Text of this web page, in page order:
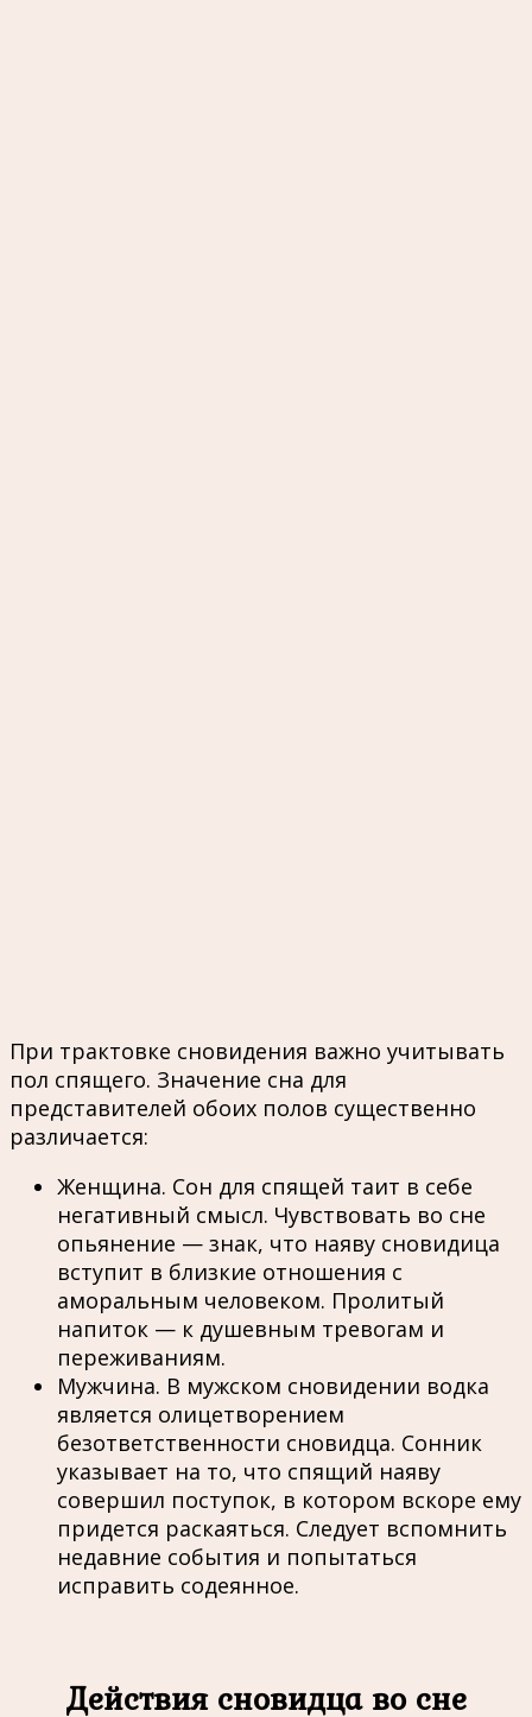
При трактовке сновидения важно учитывать
пол спящего. Значение сна для
представителей обоих полов существенно
различается:
Женщина. Сон для спящей таит в себе
негативный смысл. Чувствовать во сне
опьянение — знак, что наяву сновидица
вступит в близкие отношения с
аморальным человеком. Пролитый
напиток — к душевным тревогам и
переживаниям.
Мужчина. В мужском сновидении водка
является олицетворением
безответственности сновидца. Сонник
указывает на то, что спящий наяву
совершил поступок, в котором вскоре ему
придется раскаяться. Следует вспомнить
недавние события и попытаться
исправить содеянное.
Действия сновидца во сне